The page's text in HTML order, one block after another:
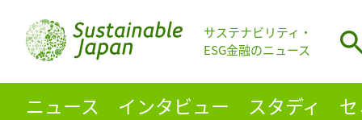
サステナビリティ・
ESG金融のニュース
ニュース インタビュー スタディ